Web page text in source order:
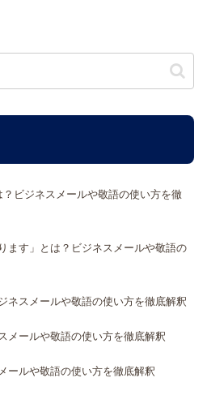
？ビジネスメールや敬語の使い方を徹
ます」とは？ビジネスメールや敬語の
ネスメールや敬語の使い方を徹底解釈
メールや敬語の使い方を徹底解釈
ールや敬語の使い方を徹底解釈